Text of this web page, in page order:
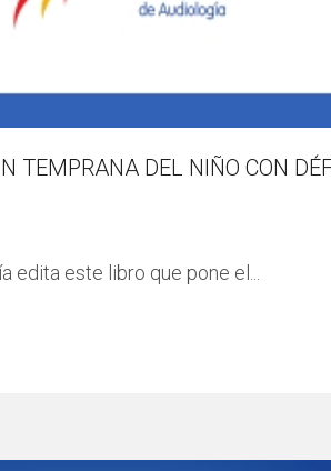
TEMPRANA DEL NIÑO CON
edita este libro que pone el...